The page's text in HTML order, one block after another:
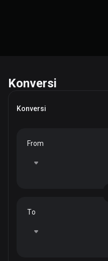
Konversi
Konversi
From
To